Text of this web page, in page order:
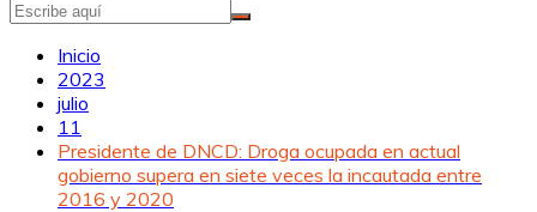
Inicio
2023
julio
11
Presidente de DNCD: Droga ocupada en actual
gobierno supera en siete veces la incautada entre
2016 y 2020